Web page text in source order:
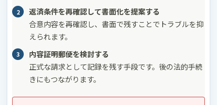
返済条件を再確認して書面化を提案する
合意内容を再確認し、書面で残すことでトラブルを抑
えられます。
内容証明郵便を検討する
正式な請求として記録を残す手段です。後の法的手続
きにもつながります。